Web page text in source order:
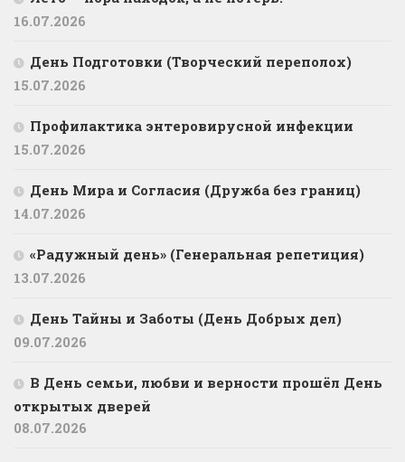
16.07.2026
День Подготовки (Творческий переполох)
15.07.2026
Профилактика энтеровирусной инфекции
15.07.2026
День Мира и Согласия (Дружба без границ)
14.07.2026
«Радужный день» (Генеральная репетиция)
13.07.2026
День Тайны и Заботы (День Добрых дел)
09.07.2026
В День семьи, любви и верности прошёл День
открытых дверей
08.07.2026